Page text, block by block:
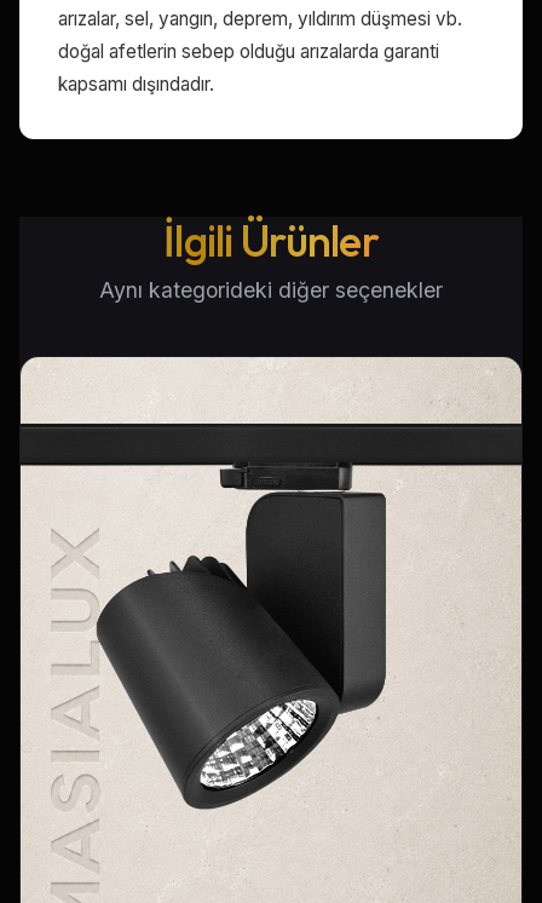
arızalar, sel, yangın, deprem, yıldırım düşmesi vb.
doğal afetlerin sebep olduğu arızalarda garanti
kapsamı dışındadır.
İlgili Ürünler
Aynı kategorideki diğer seçenekler